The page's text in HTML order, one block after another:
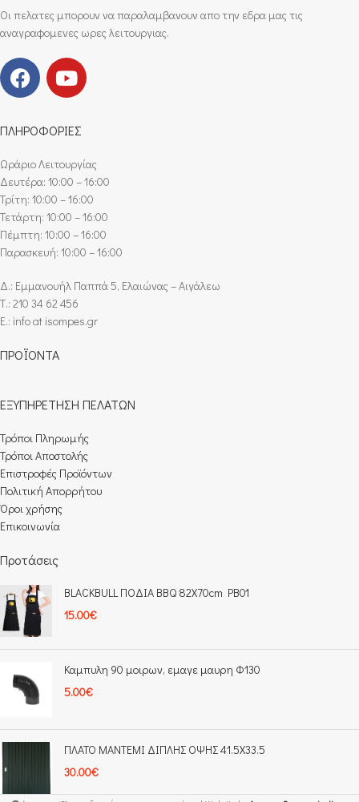
Οι πελατες μπορουν να παραλαμβανουν απο την εδρα μας τις
αναγραφομενες ωρες λειτουργιας.
ΠΛΗΡΟΦΟΡΙΕΣ
Ωράριο Λειτουργίας
Δευτέρα: 10:00 – 16:00
Τρίτη: 10:00 – 16:00
Τετάρτη: 10:00 – 16:00
Πέμπτη: 10:00 – 16:00
Παρασκευή: 10:00 – 16:00
Δ.: Εμμανουήλ Παππά 5, Ελαιώνας – Αιγάλεω
Τ.: 210 34 62 456
E.: info at isompes.gr
ΠΡΟΪΟΝΤΑ
ΕΞΥΠΗΡΕΤΗΣΗ ΠΕΛΑΤΩΝ
Τρόποι Πληρωμής​
Τρόποι Αποστολής
Επιστροφές Προϊόντων
Πολιτική Απορρήτου
Όροι χρήσης
Επικοινωνία
Προτάσεις
BLACKBULL ΠΟΔΙΑ BBQ 82X70cm PB01
15.00€
Καμπυλη 90 μοιρων, εμαγε μαυρη Φ130
5.00€
ΠΛΑΤΟ ΜΑΝΤΕΜΙ ΔΙΠΛΗΣ ΟΨΗΣ 41.5X33.5
30.00€